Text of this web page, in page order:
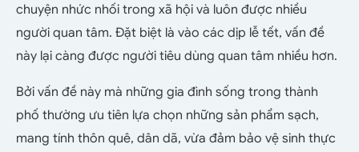
chuyện nhức nhối trong xã hội và luôn được nhiều
người quan tâm. Đặt biệt là vào các dịp lễ tết, vấn đề
này lại càng được người tiêu dùng quan tâm nhiều hơn.
Bởi vấn đề này mà những gia đình sống trong thành
phố thường ưu tiên lựa chọn những sản phẩm sạch,
mang tính thôn quê, dân dã, vừa đảm bảo vệ sinh thực